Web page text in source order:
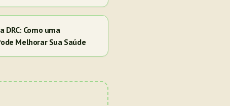
DRC: Como uma
Melhorar Sua Saúde